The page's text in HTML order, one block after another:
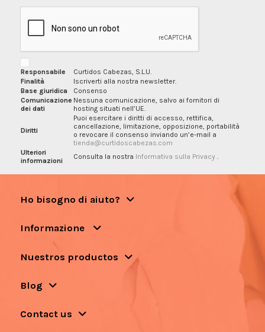
Responsabile
Curtidos Cabezas, S.L.U.
Finalità
Iscriverti alla nostra newsletter.
Base giuridica
Consenso
Comunicazione
dei dati
Nessuna comunicazione, salvo ai fornitori di
hosting situati nell’UE.
Diritti
Puoi esercitare i diritti di accesso, rettifica,
cancellazione, limitazione, opposizione, portabilità
o revocare il consenso inviando un’e-mail a
tienda@curtidoscabezas.com
Ulteriori
informazioni
Consulta la nostra Informativa sulla Privacy
Ho bisogno di aiuto?
Informazione
Nuestros productos
Blog
Contact us